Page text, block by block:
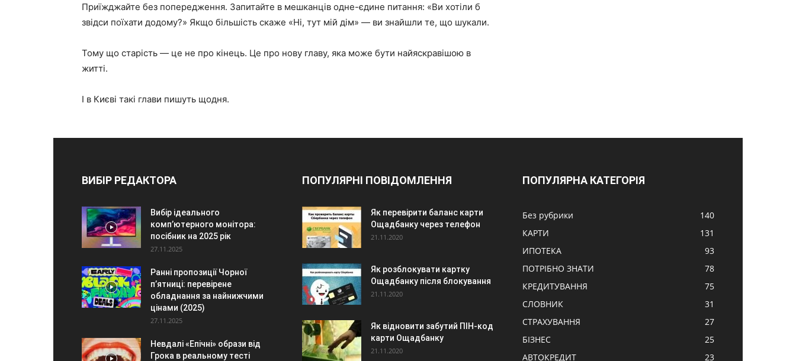
Приїжджайте без попередження. Запитайте в мешканців одне-єдине питання: «Ви хотіли б
звідси поїхати додому?» Якщо більшість скаже «Ні, тут мій дім» — ви знайшли те, що шукали.
Тому що старість — це не про кінець. Це про нову главу, яка може бути найяскравішою в
житті.
І в Києві такі глави пишуть щодня.
ВИБІР РЕДАКТОРА
Вибір ідеального
комп’ютерного монітора:
посібник на 2025 рік
27.11.2025
Ранні пропозиції Чорної
п’ятниці: перевірене
обладнання за найнижчими
цінами (2025)
27.11.2025
Невдалі «Епічні» образи від
Грока в реальному тесті
ПОПУЛЯРНІ ПОВІДОМЛЕННЯ
Як перевірити баланс карти
Ощадбанку через телефон
21.11.2020
Як розблокувати картку
Ощадбанку після блокування
21.11.2020
Як відновити забутий ПІН-код
карти Ощадбанку
21.11.2020
ПОПУЛЯРНА КАТЕГОРІЯ
Без рубрики
140
КАРТИ
131
ИПОТЕКА
93
ПОТРІБНО ЗНАТИ
78
КРЕДИТУВАННЯ
75
СЛОВНИК
31
СТРАХУВАННЯ
27
БІЗНЕС
25
АВТОКРЕДИТ
23